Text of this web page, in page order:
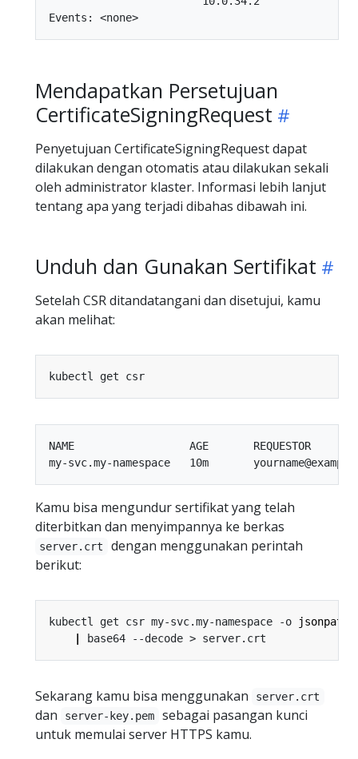
Mendapatkan Persetujuan
CertificateSigningRequest
Penyetujuan CertificateSigningRequest dapat
dilakukan dengan otomatis atau dilakukan sekali
oleh administrator klaster. Informasi lebih lanjut
tentang apa yang terjadi dibahas dibawah ini.
Unduh dan Gunakan Sertifikat
Setelah CSR ditandatangani dan disetujui, kamu
akan melihat:
NAME                  AGE       REQUESTOR
Kamu bisa mengundur sertifikat yang telah
diterbitkan dan menyimpannya ke berkas
server.crt
dengan menggunakan perintah
berikut:
kubectl get csr my-svc.my-namespace -o jsonpath
Sekarang kamu bisa menggunakan server.crt
dan server-key.pem
sebagai pasangan kunci
untuk memulai server HTTPS kamu.